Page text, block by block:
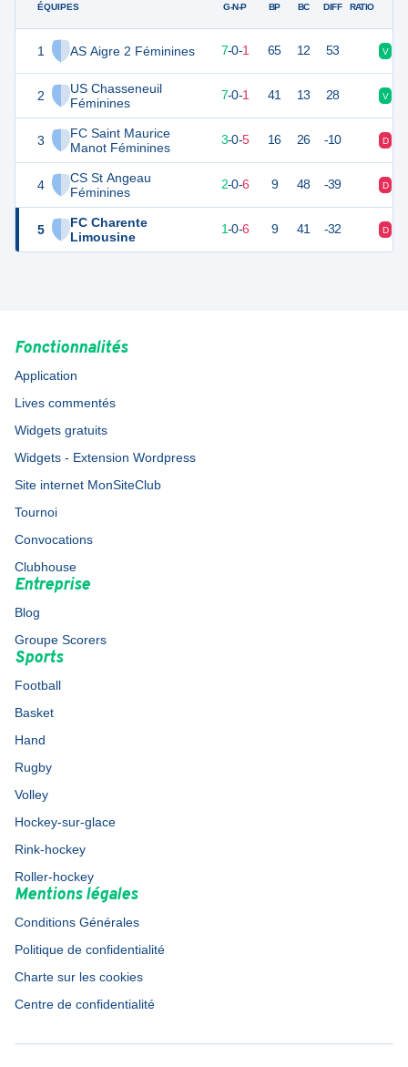
ÉQUIPES
1 AS Aigre 2 Féminines
2
US Chasseneuil
Féminines
3
FC Saint Maurice
Manot Féminines
4
CS St Angeau
Féminines
5
FC Charente
Limousine
G-N-P BP BC DIFF RATIO
21 8 7-0-1 65 12 53 V
21 7-0-1 41 13 28 V
9 3-0-5 16 26 -10 D
2-0-6 9 48 -39 D
1-0-6 9 41 -32 D
Fonctionnalités
Application
Lives commentés
Widgets gratuits
Widgets - Extension Wordpress
Site internet MonSiteClub
Tournoi
Convocations
Clubhouse
Entreprise
Blog
Groupe Scorers
Sports
Football
Basket
Hand
Rugby
Volley
Hockey-sur-glace
Rink-hockey
Roller-hockey
Mentions légales
Conditions Générales
Politique de confidentialité
Charte sur les cookies
Centre de confidentialité